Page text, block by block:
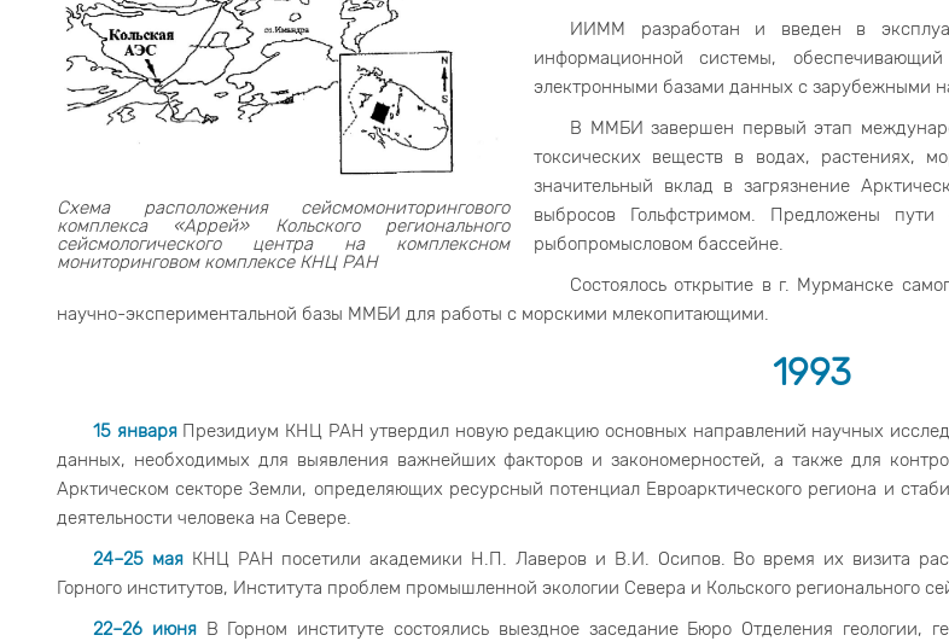
Схема расположения сейсмомониторингового
комплекса «Аррей» Кольского регионального
сейсмологического центра на комплексном
мониторинговом комплексе КНЦ РАН
ИИММ разработан и введен в
информационной системы,
электронными базами данных с зарубежными
В ММБИ завершен первый этап
токсических веществ в водах, растениях,
значительный вклад в загрязнение
выбросов Гольфстримом. Предложены
рыбопромысловом бассейне.
Состоялось открытие в г. Мурманске
научно-экспериментальной базы ММБИ для работы с морскими млекопитающими.
1993
15 январяПрезидиум КНЦ РАН утвердил новую редакцию основных направлений научных
данных, необходимых для выявления важнейших факторов и закономерностей, а также для
Арктическом секторе Земли, определяющих ресурсный потенциал Евроарктического региона и
деятельности человека на Севере.
24–25 маяКНЦ РАН посетили академики Н.П. Лаверов и В.И. Осипов. Во время их визита
Горного институтов, Института проблем промышленной экологии Севера и Кольского регионального
22–26 июняВ Горном институте состоялись выездное заседание Бюро Отделения